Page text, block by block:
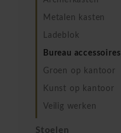
Metalen kasten
Ladeblok
Bureau accessoires
Groen op kantoor
Kunst op kantoor
Veilig werken
Stoelen